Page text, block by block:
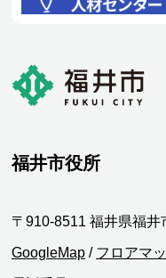
福井市役所
〒910-8511 福井県福
GoogleMap / フロアマ